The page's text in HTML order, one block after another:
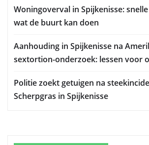
Woningoverval in Spijkenisse:
wat de buurt kan doen
Aanhouding in Spijkenisse na
sextortion-onderzoek: lessen voor
Politie zoekt getuigen na
Scherpgras in Spijkenisse